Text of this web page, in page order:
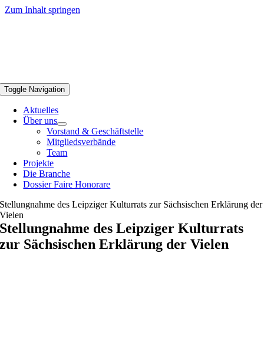
Zum Inhalt springen
Toggle Navigation
Aktuelles
Über uns
Vorstand & Geschäftstelle
Mitgliedsverbände
Team
Projekte
Die Branche
Dossier Faire Honorare
Stellungnahme des Leipziger Kulturrats zur Sächsischen Erklärung der
Vielen
Stellungnahme des Leipziger Kulturrats
zur Sächsischen Erklärung der Vielen